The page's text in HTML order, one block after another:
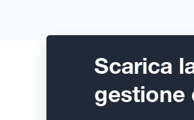
Scarica
gestione